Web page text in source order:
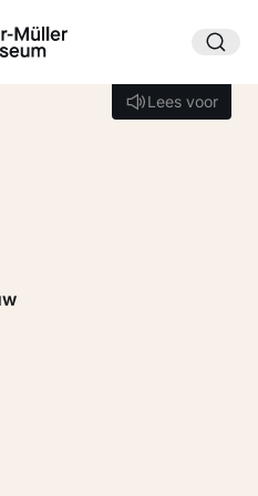
Lees voor
Lees voor